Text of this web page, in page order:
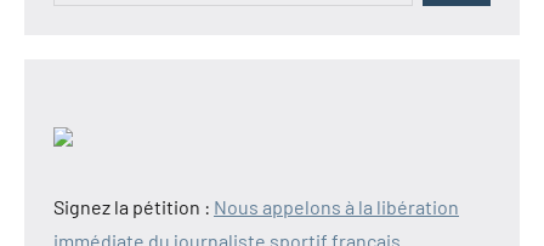
Signez la pétition : Nous appelons à la libération
immédiate du journaliste sportif français